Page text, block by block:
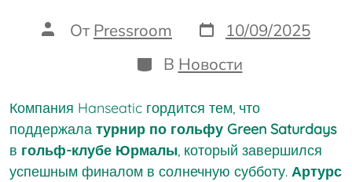
Автор
От Pressroom Дата
записи
10/09/2025
Категории
В Новости
Компания Hanseatic гордится тем, что
поддержала турнир по гольфу Green Saturdays
в гольф-клубе Юрмалы, который завершился
успешным финалом в солнечную субботу. Артурс